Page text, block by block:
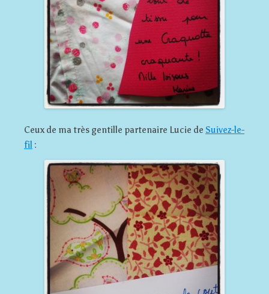
Ceux de ma très gentille partenaire Lucie de Suivez-le-
fil :